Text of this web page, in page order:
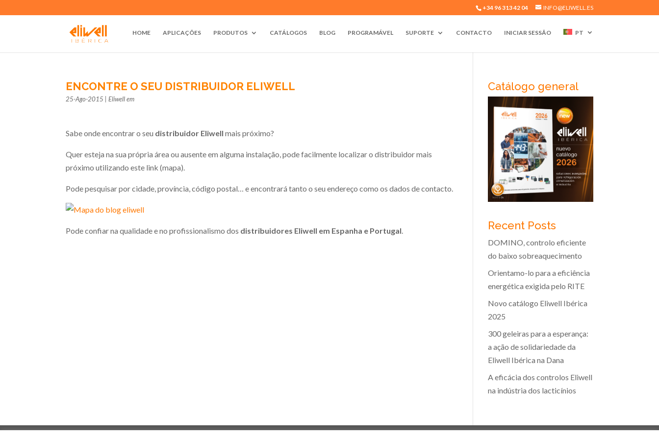
+34 96 313 42 04 INFO@ELIWELL.ES
HOME APLICAÇÕES PRODUTOS CATÁLOGOS BLOG PROGRAMÁVEL SUPORTE CONTACTO INICIAR SESSÃO PT
ENCONTRE O SEU DISTRIBUIDOR ELIWELL
25-Ago-2015 |Eliwell em
Sabe onde encontrar o seu distribuidor Eliwell mais próximo?
Quer esteja na sua própria área ou ausente em alguma instalação, pode facilmente localizar o distribuidor mais
próximo utilizando este link (mapa).
Pode pesquisar por cidade, província, código postal… e encontrará tanto o seu endereço como os dados de contacto.
Pode confiar na qualidade e no profissionalismo dos distribuidores Eliwell em Espanha e Portugal.
Catálogo general
Recent Posts
DOMINO, controlo eficiente
do baixo sobreaquecimento
Orientamo-lo para a eficiência
energética exigida pelo RITE
Novo catálogo Eliwell Ibérica
2025
300 geleiras para a esperança:
a ação de solidariedade da
Eliwell Ibérica na Dana
A eficácia dos controlos Eliwell
na indústria dos lacticínios